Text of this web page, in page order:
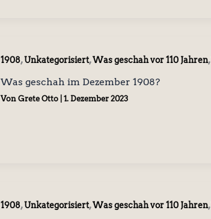
1908,Unkategorisiert,Was geschah vor 110 Jahren,
Was geschah im Dezember 1908?
Von Grete Otto 1. Dezember 2023
1908,Unkategorisiert,Was geschah vor 110 Jahren,